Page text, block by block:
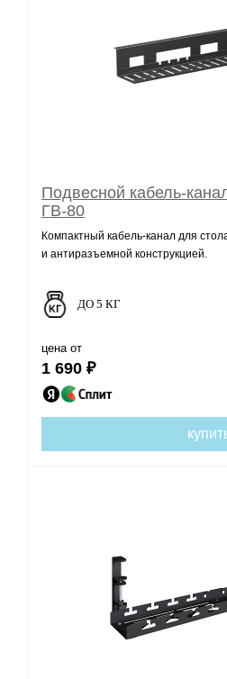
Подвесной кабель-
ГВ-80
Компактный кабель-канал для
и антиразъемной конструкцией.
ДО 5 КГ
цена от
1 690 ₽